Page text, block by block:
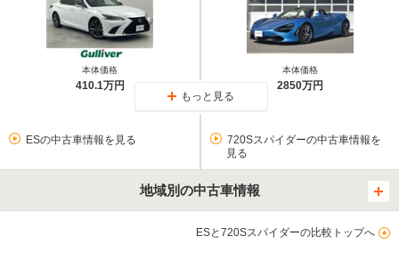
本体価格
410.1万円
本体価格
2850万円
もっと見る
ESの中古車情報を見る
720Sスパイダーの中古車情報を
見る
地域別の中古車情報
ESと720Sスパイダーの比較トップへ